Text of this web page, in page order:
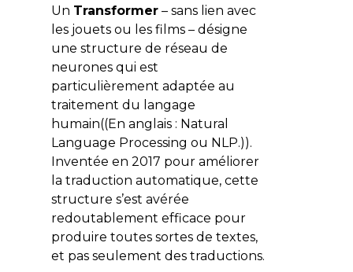
Un Transformer– sans lien avec
les jouets ou les films – désigne
une structure de réseau de
neurones qui est
particulièrement adaptée au
traitement du langage
humain((En anglais : Natural
Language Processing ou NLP.)).
Inventée en 2017 pour améliorer
la traduction automatique, cette
structure s’est avérée
redoutablement efficace pour
produire toutes sortes de textes,
et pas seulement des traductions.